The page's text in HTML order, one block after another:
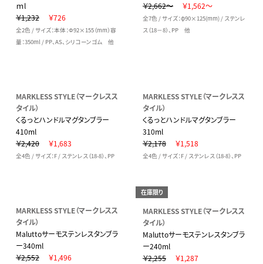
ｍl
￥1,232
￥726
全2色 / サイズ：本体：Φ92×155（mm）容
量：350ml / PP、AS、シリコーンゴム 他
￥2,662～
￥1,562～
全7色 / サイズ：φ90×125(mm) / ステンレ
ス（18－8）、PP 他
MARKLESS STYLE（マークレスス
タイル）
くるっとハンドルマグタンブラー
410ml
￥2,420
￥1,683
全4色 / サイズ：F / ステンレス（18-8）、PP
MARKLESS STYLE（マークレスス
タイル）
くるっとハンドルマグタンブラー
310ml
￥2,178
￥1,518
全4色 / サイズ：F / ステンレス（18-8）、PP
MARKLESS STYLE（マークレスス
タイル）
Maluttoサーモステンレスタンブラ
ー340ml
￥2,552
￥1,496
在庫限り
MARKLESS STYLE（マークレスス
タイル）
Maluttoサーモステンレスタンブラ
ー240ml
￥2,255
￥1,287